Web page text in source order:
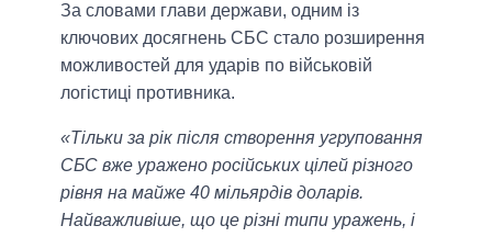
За словами глави держави, одним із
ключових досягнень СБС стало розширення
можливостей для ударів по військовій
логістиці противника.
«Тільки за рік після створення угруповання
СБС вже уражено російських цілей різного
рівня на майже 40 мільярдів доларів.
Найважливіше, що це різні типи уражень, і